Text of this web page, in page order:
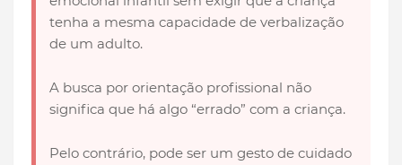
tenha a mesma capacidade de verbalização
de um adulto.
A busca por orientação profissional não
significa que há algo “errado” com a criança.
Pelo contrário, pode ser um gesto de cuidado